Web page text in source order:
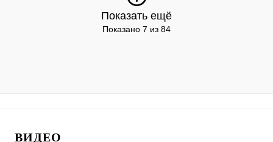
Показать ещё
Показано 7 из 84
ВИДЕО